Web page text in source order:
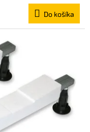
Do košíka